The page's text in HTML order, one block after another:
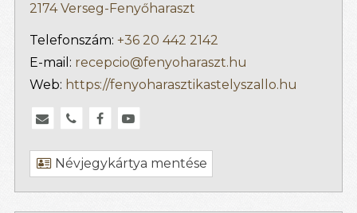
2174 Verseg-Fenyőharaszt
Telefonszám: +36 20 442 2142
E-mail: recepcio@fenyoharaszt.hu
Web: https://fenyoharasztikastelyszallo.hu
Névjegykártya mentése